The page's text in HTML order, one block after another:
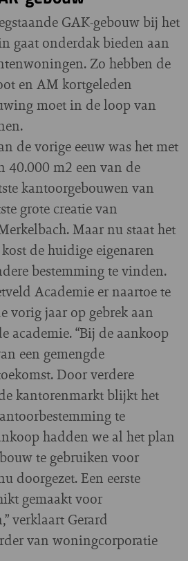
GAK-gebouw bij het
gaat onderdak bieden aan
Zo hebben de
en AM kortgeleden
moet in de loop van
de vorige eeuw was het met
40.000 m2 een van de
kantoorgebouwen van
grote creatie van
Maar nu staat het
de huidige eigenaren
bestemming te vinden.
Academie er naartoe te
vorig jaar op gebrek aan
academie. “Bij de aankoop
een gemengde
Door verdere
kantorenmarkt blijkt het
te
hadden we al het plan
te gebruiken voor
doorgezet. Een eerste
gemaakt voor
verklaart Gerard
van woningcorporatie